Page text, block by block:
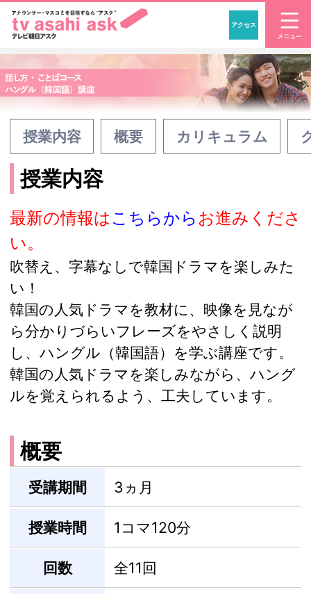
「アナウンサー・マス
アクセス
授業内容 概要 カリキュラム
授業内容
最新の情報はこちらから お進みくださ
い。
吹替え、字幕なしで韓国ドラマを楽しみた
い！
韓国の人気ドラマを教材に、映像を見なが
ら分かりづらいフレーズをやさしく説明
し、ハングル（韓国語）を学ぶ講座です。
韓国の人気ドラマを楽しみながら、ハング
ルを覚えられるよう、工夫しています。
概要
受講期間 3ヵ月
授業時間 1コマ120分
回数 全11回